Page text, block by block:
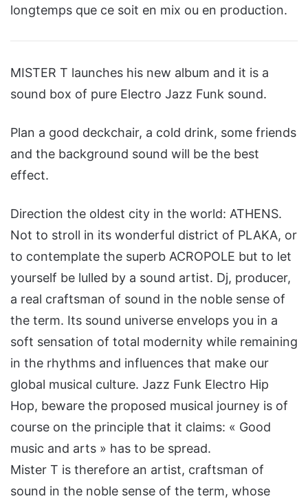
longtemps que ce soit en mix ou en production.
MISTER T launches his new album and it is a
sound box of pure Electro Jazz Funk sound.
Plan a good deckchair, a cold drink, some friends
and the background sound will be the best
effect.
Direction the oldest city in the world: ATHENS.
Not to stroll in its wonderful district of PLAKA, or
to contemplate the superb ACROPOLE but to let
yourself be lulled by a sound artist. Dj, producer,
a real craftsman of sound in the noble sense of
the term. Its sound universe envelops you in a
soft sensation of total modernity while remaining
in the rhythms and influences that make our
global musical culture. Jazz Funk Electro Hip
Hop, beware the proposed musical journey is of
course on the principle that it claims: « Good
music and arts » has to be spread.
Mister T is therefore an artist, craftsman of
sound in the noble sense of the term, whose